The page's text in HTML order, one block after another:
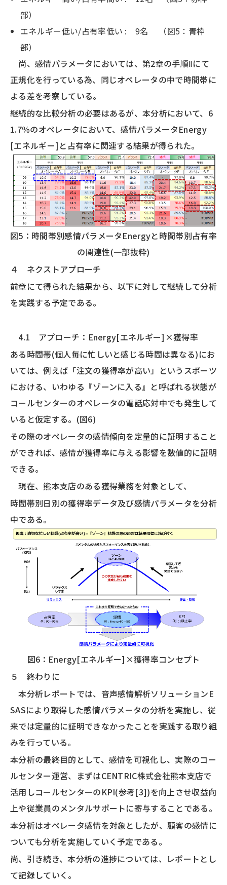
部）
エネルギー低い/占有率低い : 9名 （図5：青枠
部）
尚、感情パラメータにおいては、第2章の手順Ⅱにて
正規化を行っている為、同じオペレータの中で時間帯に
よる差を考察している。
継続的な比較分析の必要はあるが、本分析において、6
1.7％のオペレータにおいて、感情パラメータEnergy
[エネルギー]と占有率に関連する結果が得られた。
図5：時間帯別感情パラメータEnergyと時間帯別占有率
の関連性(一部抜粋)
４ ネクストアプローチ
前章にて得られた結果から、以下に対して継続して分析
を実践する予定である。
4.1 アプローチ：Energy[エネルギー]×獲得率
ある時間帯(個人毎に忙しいと感じる時間は異なる)にお
いては、例えば「注文の獲得率が高い」というスポーツ
における、いわゆる『ゾーンに入る』と呼ばれる状態が
コールセンターのオペレータの電話応対中でも発生して
いると仮定する。(図6)
その際のオペレータの感情傾向を定量的に証明すること
ができれば、感情が獲得率に与える影響を数値的に証明
できる。
現在、熊本支店のある獲得業務を対象として、
時間帯別日別の獲得率データ及び感情パラメータを分析
中である。
図6：Energy[エネルギー]×獲得率コンセプト
５ 終わりに
本分析レポートでは、音声感情解析ソリューションE
SASにより取得した感情パラメータの分析を実施し、従
来では定量的に証明できなかったことを実践する取り組
みを行っている。
本分析の最終目的として、感情を可視化し、実際のコー
ルセンター運営、まずはCENTRIC株式会社熊本支店で
活用しコールセンターのKPI(参考[3])を向上させ収益向
上や従業員のメンタルサポートに寄与することである。
本分析はオペレータ感情を対象としたが、顧客の感情に
ついても分析を実施していく予定である。
尚、引き続き、本分析の進捗については、レポートとし
て記録していく。